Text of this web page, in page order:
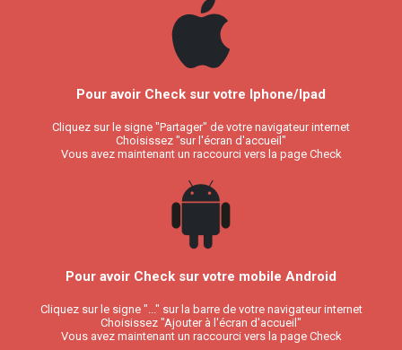
Pour avoir Check sur votre Iphone/Ipad
Cliquez sur le signe "Partager" de votre navigateur internet
Choisissez "sur l'écran d'accueil"
Vous avez maintenant un raccourci vers la page Check
Pour avoir Check sur votre mobile Android
Cliquez sur le signe "..." sur la barre de votre navigateur internet
Choisissez "Ajouter à l'écran d'accueil"
Vous avez maintenant un raccourci vers la page Check